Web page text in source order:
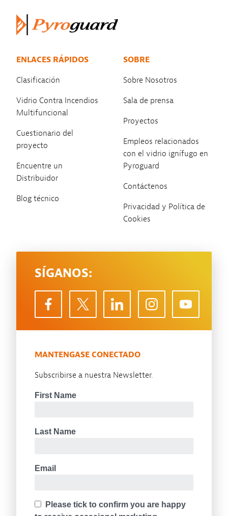
ENLACES RÁPIDOS
Clasificación
Vidrio Contra Incendios
Multifuncional
Cuestionario del
proyecto
Encuentre un
Distribuidor
Blog técnico
SOBRE
Sobre Nosotros
Sala de prensa
Proyectos
Empleos relacionados
con el vidrio ignífugo en
Pyroguard
Contáctenos
Privacidad y Política de
Cookies
SÍGANOS:
MANTENGASE CONECTADO
Subscribirse a nuestra Newsletter.